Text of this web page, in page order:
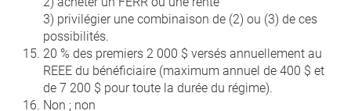
3) privilégier une combinaison de (2) ou (3) de ces
possibilités.
20 % des premiers 2 000 $ versés annuellement au
REEE du bénéficiaire (maximum annuel de 400 $ et
de 7 200 $ pour toute la durée du régime).
Non ; non